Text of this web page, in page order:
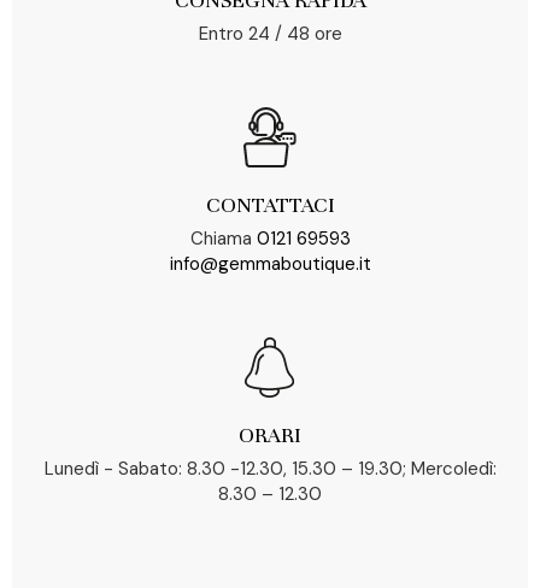
Entro 24 / 48 ore
CONTATTACI
Chiama 0121 69593
info@gemmaboutique.it
ORARI
Lunedì - Sabato: 8.30 -12.30, 15.30 – 19.30; Mercoledì:
8.30 – 12.30